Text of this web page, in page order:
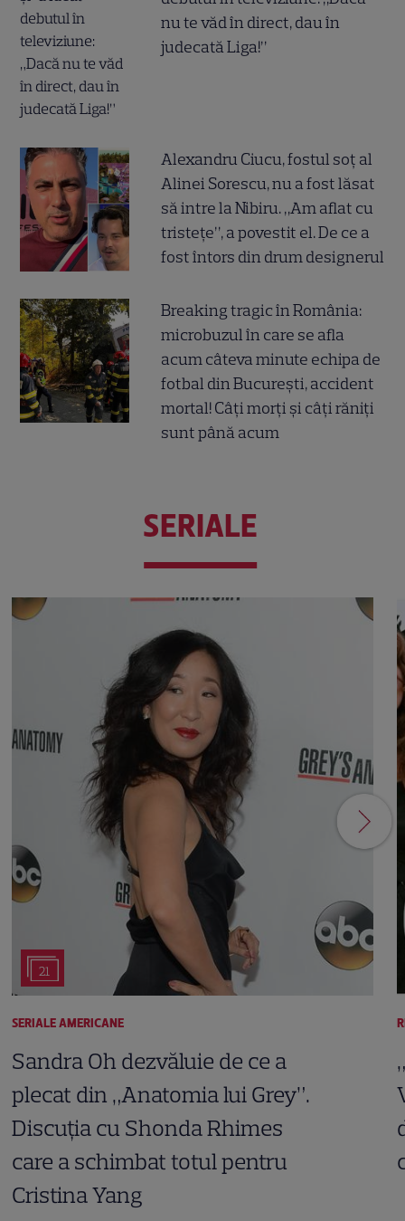
nu te văd în direct, dau în
judecată Liga!”
Alexandru Ciucu, fostul soț al
Alinei Sorescu, nu a fost lăsat
să intre la Nibiru. „Am aflat cu
tristețe”, a povestit el. De ce a
fost întors din drum designerul
Breaking tragic în România:
microbuzul în care se afla
acum câteva minute echipa de
fotbal din București, accident
mortal! Câți morți și câți răniți
sunt până acum
SERIALE
21
SERIALE AMERICANE
Sandra Oh dezvăluie de ce a
plecat din „Anatomia lui Grey”.
Discuția cu Shonda Rhimes
care a schimbat totul pentru
Cristina Yang